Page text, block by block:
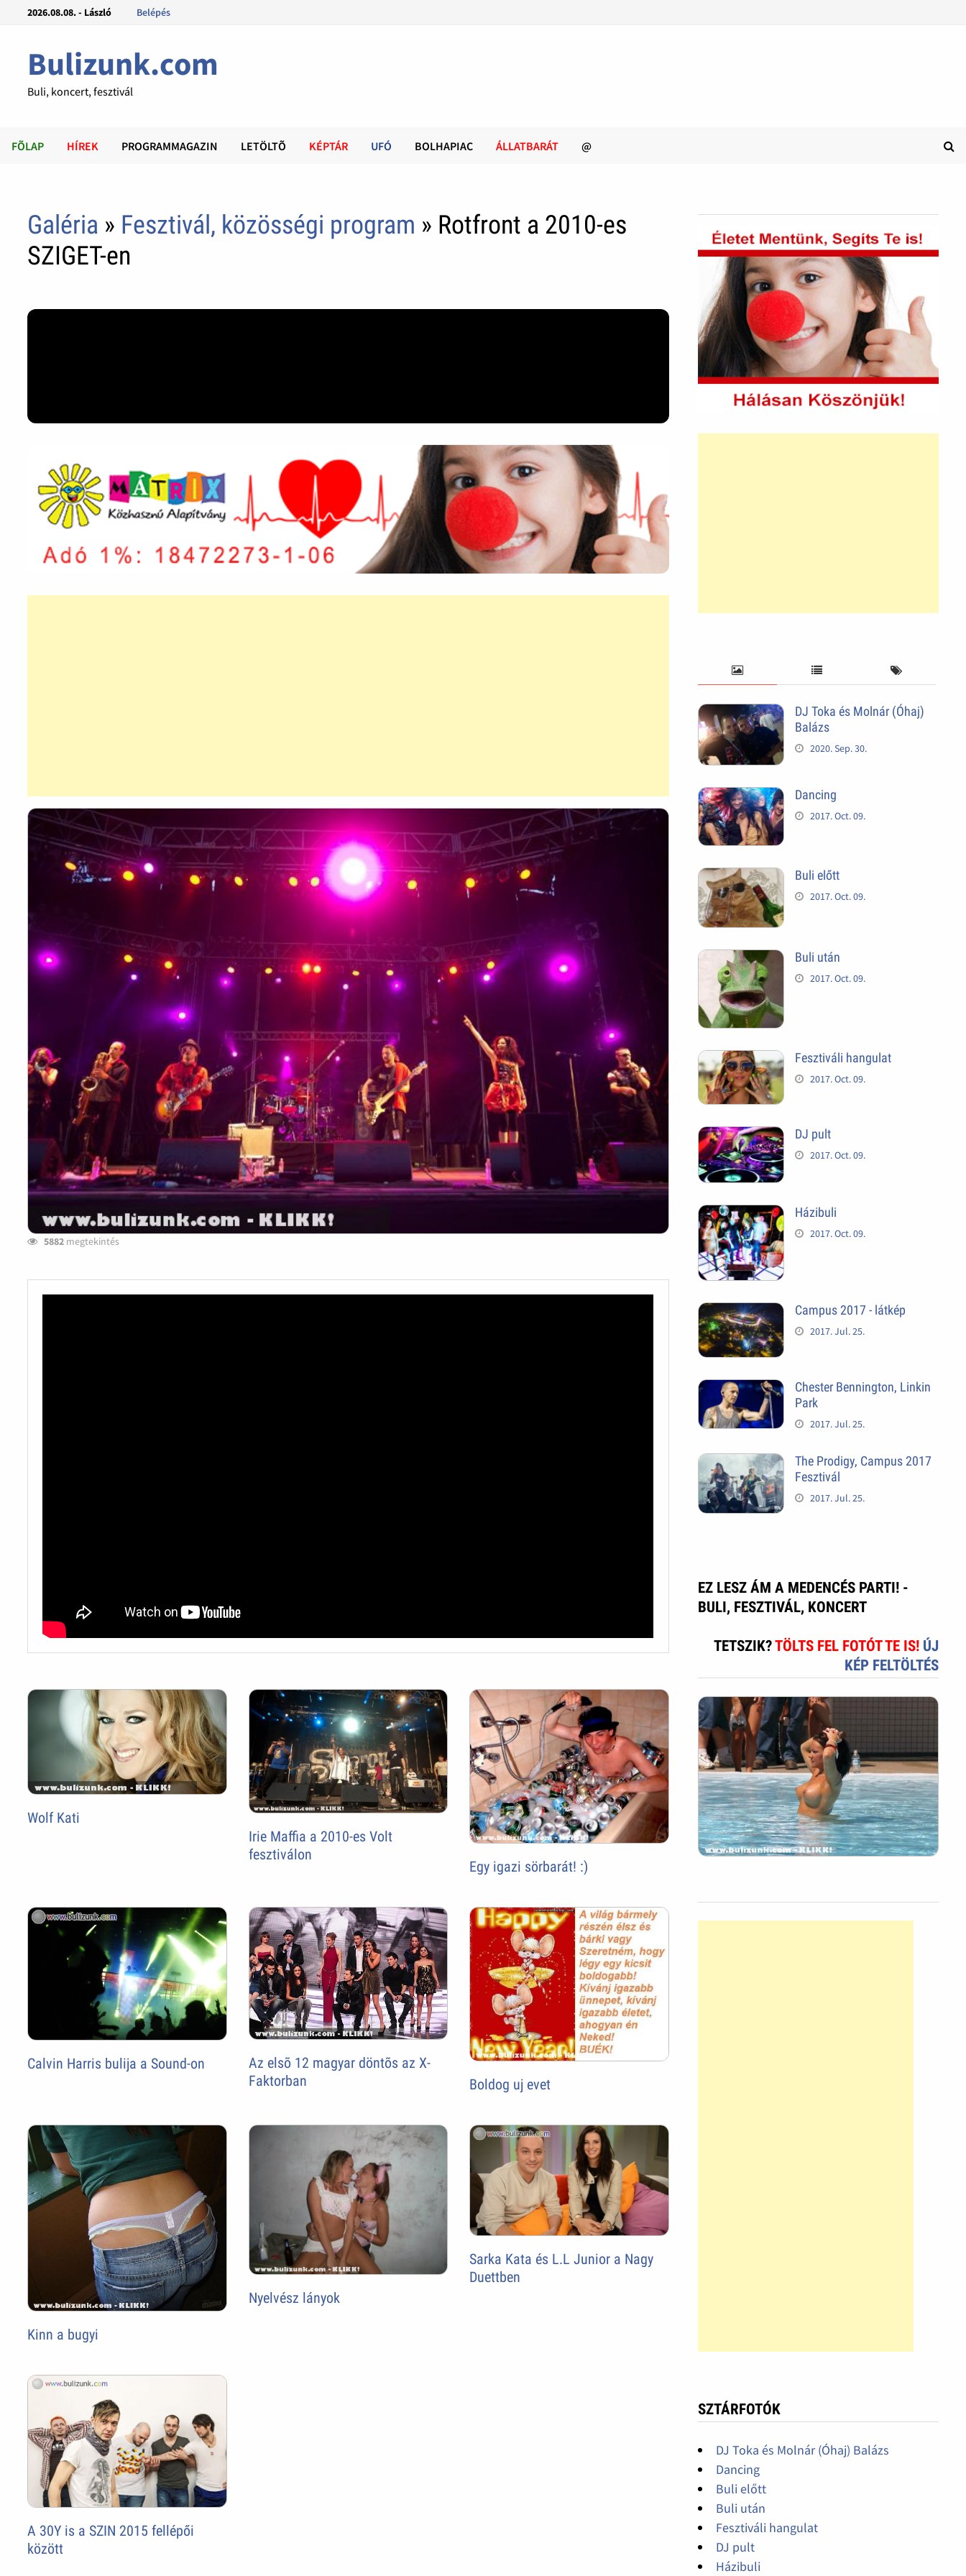
2026.08.08. - László Belépés
Bulizunk.com
Buli, koncert, fesztivál
FÕLAP HÍREK PROGRAMMAGAZIN LETÖLTÕ KÉPTÁR UFÓ BOLHAPIAC ÁLLATBARÁT @
Galéria » Fesztivál, közösségi program » Rotfront a 2010-es
SZIGET-en
5882 megtekintés
Wolf Kati
Irie Maffia a 2010-es Volt
fesztiválon
Egy igazi sörbarát! :)
Calvin Harris bulija a Sound-on
Az elsõ 12 magyar döntõs az X-
Faktorban
Boldog uj evet
Kinn a bugyi
Nyelvész lányok
Sarka Kata és L.L Junior a Nagy
Duettben
A 30Y is a SZIN 2015 fellépői
között
DJ Toka és Molnár (Óhaj)
Balázs
2020. Sep. 30.
Dancing
2017. Oct. 09.
Buli előtt
2017. Oct. 09.
Buli után
2017. Oct. 09.
Fesztiváli hangulat
2017. Oct. 09.
DJ pult
2017. Oct. 09.
Házibuli
2017. Oct. 09.
Campus 2017 - látkép
2017. Jul. 25.
Chester Bennington, Linkin
Park
2017. Jul. 25.
The Prodigy, Campus 2017
Fesztivál
2017. Jul. 25.
EZ LESZ ÁM A MEDENCÉS PARTI! -
BULI, FESZTIVÁL, KONCERT
TETSZIK?TÖLTS FEL FOTÓT TE IS! ÚJ
KÉP FELTÖLTÉS
SZTÁRFOTÓK
DJ Toka és Molnár (Óhaj) Balázs
Dancing
Buli előtt
Buli után
Fesztiváli hangulat
DJ pult
Házibuli